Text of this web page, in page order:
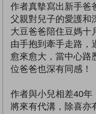
作者真摰寫出新手爸
父親對兒子的愛護和
大豆爸爸陪住豆媽十
由手抱到牽手走路，
愈來愈大，當中心路
位爸爸也深有同感！
作者與小兒相差40年
將來有代溝，除喜亦